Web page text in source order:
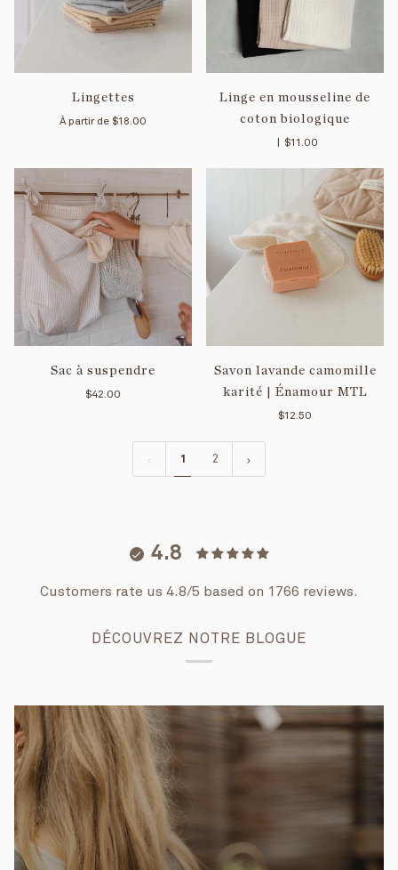
Lingettes
À partir de $18.00
Linge en mousseline de
coton biologique
$11.00
Sac à suspendre
$42.00
Savon lavande camomille
karité | Énamour MTL
$12.50
1 2
4.8
Customers rate us 4.8/5 based on 1766 reviews.
DÉCOUVREZ NOTRE BLOGUE